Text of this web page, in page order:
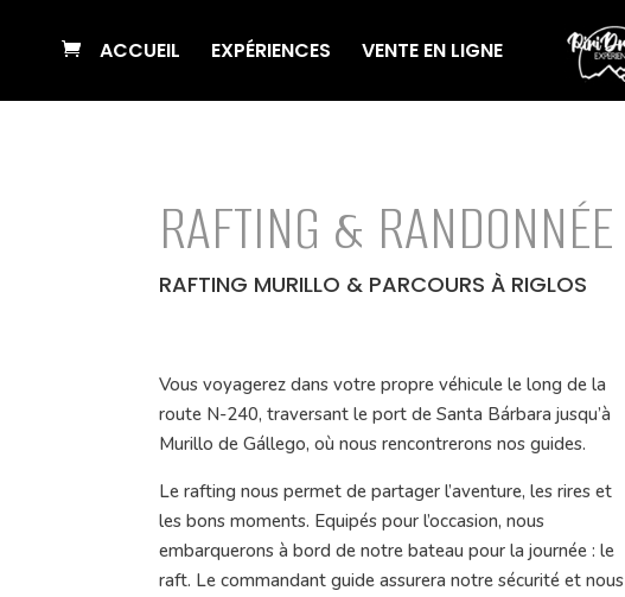
ACCUEIL EXPÉRIENCES VENTE EN LIGNE
RAFTING & RANDONNÉE
RAFTING MURILLO & PARCOURS À RIGLOS
Vous voyagerez dans votre propre véhicule le long de la
route N-240, traversant le port de Santa Bárbara jusqu’à
Murillo de Gállego, où nous rencontrerons nos guides.
Le rafting nous permet de partager l’aventure, les rires et
les bons moments. Equipés pour l’occasion, nous
embarquerons à bord de notre bateau pour la journée : le
raft. Le commandant guide assurera notre sécurité et nous